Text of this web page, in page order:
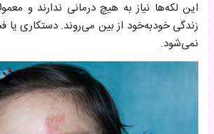
این لکه‌ها نیاز به هیچ درمانی ندارند و
زندگی خودبه‌خود از بین می‌روند. دستکاری یا
نمی‌شود.